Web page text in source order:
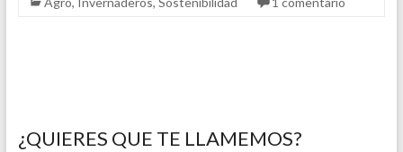
¿QUIERES QUE TE LLAMEMOS?